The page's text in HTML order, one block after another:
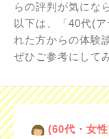
らの評判が気にな
以下は、「40代(
れた方からの体験
ぜひご参考にして
(60代・女性